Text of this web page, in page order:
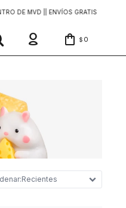
DE MVD | | ENVÍOS GRATIS
$ 0
Recientes